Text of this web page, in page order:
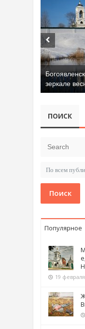
ПОИСК
Поиск
Популярное
19